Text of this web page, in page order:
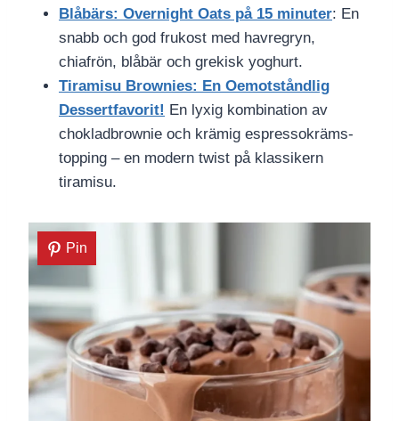
Blåbärs: Overnight Oats på 15 minuter: En
snabb och god frukost med havregryn,
chiafrön, blåbär och grekisk yoghurt.
Tiramisu Brownies: En Oemotståndlig
Dessertfavorit! En lyxig kombination av
chokladbrownie och krämig espressokräms-
topping – en modern twist på klassikern
tiramisu.
Pin